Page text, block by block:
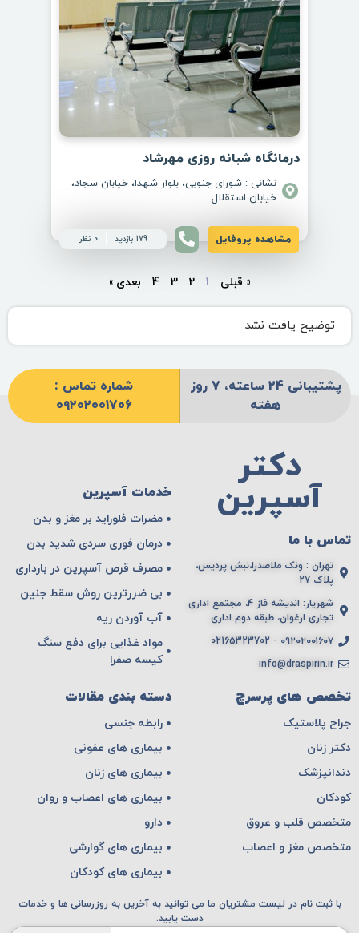
درمانگاه شبانه روزی مهرشاد
نشانی : شورای جنوبی، بلوار شهدا، خیابان سجاد،
خیابان استقلال
مشاهده پروفایل 179 بازدید 0 نظر
« قبلی 1
2
3
4 بعدی »
توضیح یافت نشد
پشتیبانی 24 ساعته، 7 روز
هفته
شماره تماس :
۰۹۲۰۲۰۰1706
دکتر
آسپرین
تماس با ما
تهران : ونک ملاصدرا،نبش پردیس،
پلاک 27
شهریار: اندیشه فاز 4، مجتمع اداری
تجاری ارغوان، طبقه دوم اداری
۰۹۲۰۲۰۰۱۶۰۷ - 02165323702
info@draspirin.ir
خدمات آسپرین
مضرات فلوراید بر مغز و بدن
درمان فوری سردی شدید بدن
مصرف قرص آسپرین در بارداری
بی ضررترین روش سقط جنین
آب آوردن ریه
مواد غذایی برای دفع سنگ
کیسه صفرا
تخصص های پرسرچ
جراح پلاستیک
دکتر زنان
دندانپزشک
کودکان
متخصص قلب و عروق
متخصص مغز و اعصاب
دسته بندی مقالات
رابطه جنسی
بیماری های عفونی
بیماری های زنان
بیماری های اعصاب و روان
دارو
بیماری های گوارشی
بیماری های کودکان
با ثبت نام در لیست مشتریان ما می توانید به آخرین به روزرسانی ها و خدمات
دست یابید.